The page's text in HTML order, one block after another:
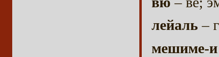
лейаль –
мешиме-и